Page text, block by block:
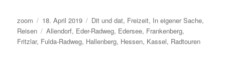
Autor
zoom
Veröffentlicht
am
18. April 2019 Kategorien
Dit und dat, Freizeit, In eigener Sache,
Reisen
Schlagwörter
Allendorf, Eder-Radweg, Edersee, Frankenberg,
Fritzlar, Fulda-Radweg, Hallenberg, Hessen, Kassel, Radtouren